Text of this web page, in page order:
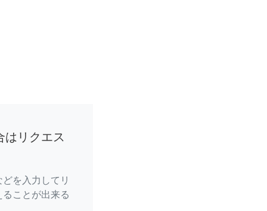
はリクエス
を入力してリ
ことが出来る